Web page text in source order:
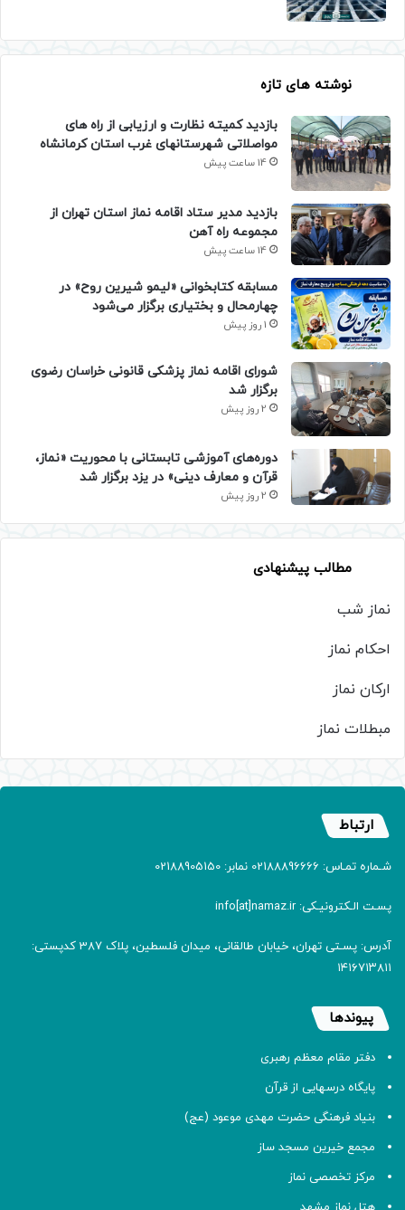
نوشته های تازه
بازدید کمیته نظارت و ارزیابی از راه های
مواصلاتی شهرستانهای غرب استان کرمانشاه
14 ساعت پیش
بازدید مدیر ستاد اقامه نماز استان تهران از
مجموعه راه آهن
14 ساعت پیش
مسابقه کتابخوانی «لیمو شیرین روح» در
چهارمحال و بختیاری برگزار می‌شود
1 روز پیش
شورای اقامه نماز پزشکی قانونی خراسان رضوی
برگزار شد
2 روز پیش
دوره‌های آموزشی تابستانی با محوریت «نماز،
قرآن و معارف دینی» در یزد برگزار شد
2 روز پیش
مطالب پیشنهادی
نماز شب
احکام نماز
ارکان نماز
مبطلات نماز
ارتباط
شـماره تمـاس: 02188896666 نمابر: 02188905150
پسـت الـکترونیـکی: info[at]namaz.ir
آدرس: پسـتی تهران، خیابان طالقانی، میدان فلسطین، پلاک 387 کدپستی:
۱۴۱۶۷۱۳۸۱۱
پیوندها
دفتر مقام معظم رهبری
پایگاه درسهایی از قرآن
بنیاد فرهنگی حضرت مهدی موعود (عج)
مجمع خیرین مسجد ساز
مرکز تخصصی نماز